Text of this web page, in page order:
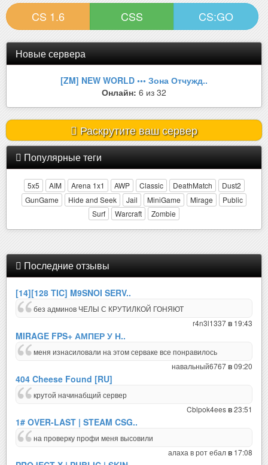
CS 1.6 CSS CS:GO
Новые сервера
[ZM] NEW WORLD ••• Зона Отчужд..
Онлайн: 6 из 32
Раскрутите ваш сервер
Популярные теги
5x5 AIM Arena 1x1 AWP Classic DeathMatch
Dust2
GunGame
Hide and Seek Jail MiniGame Mirage
Public
Surf
Warcraft Zombie
Последние отзывы
[14][128 TIC] M9SNOI SERV..
без админов ЧЕЛЫ С КРУТИЛКОЙ ГОНЯЮТ
r4n3l1337в 19:43
MIRAGE FPS+ АМПЕР У Н..
меня изнасиловали на этом серваке все понравилось
навальный6767в09:20
404 Cheese Found [RU]
крутой начинабщий сервер
Cblpok4eesв23:51
1# OVER-LAST | STEAM CSG..
на проверку профи меня высовили
алаха в рот ебалв 17:08